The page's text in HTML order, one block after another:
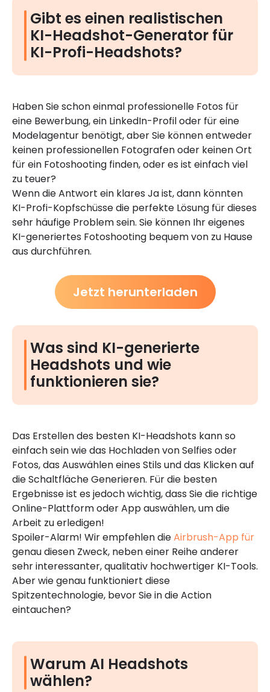
Gibt es einen realistischen
KI-Headshot-Generator für
KI-Profi-Headshots?
Haben Sie schon einmal professionelle Fotos für
eine Bewerbung, ein LinkedIn-Profil oder für eine
Modelagentur benötigt, aber Sie können entweder
keinen professionellen Fotografen oder keinen Ort
für ein Fotoshooting finden, oder es ist einfach viel
zu teuer?
Wenn die Antwort ein klares Ja ist, dann könnten
KI-Profi-Kopfschüsse die perfekte Lösung für dieses
sehr häufige Problem sein. Sie können Ihr eigenes
KI-generiertes Fotoshooting bequem von zu Hause
aus durchführen.
Jetzt herunterladen
Was sind KI-generierte
Headshots und wie
funktionieren sie?
Das Erstellen des besten KI-Headshots kann so
einfach sein wie das Hochladen von Selfies oder
Fotos, das Auswählen eines Stils und das Klicken auf
die Schaltfläche Generieren. Für die besten
Ergebnisse ist es jedoch wichtig, dass Sie die richtige
Online-Plattform oder App auswählen, um die
Arbeit zu erledigen!
Spoiler-Alarm! Wir empfehlen dieAirbrush-App für
genau diesen Zweck, neben einer Reihe anderer
sehr interessanter, qualitativ hochwertiger KI-Tools.
Aber wie genau funktioniert diese
Spitzentechnologie, bevor Sie in die Action
eintauchen?
Warum AI Headshots
wählen?